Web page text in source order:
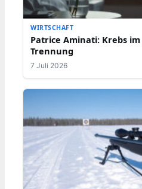
WIRTSCHAFT
Patrice Aminati: Krebs
Trennung
7 Juli 2026